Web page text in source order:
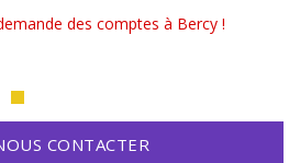
des comptes à Bercy !
CONTACTER